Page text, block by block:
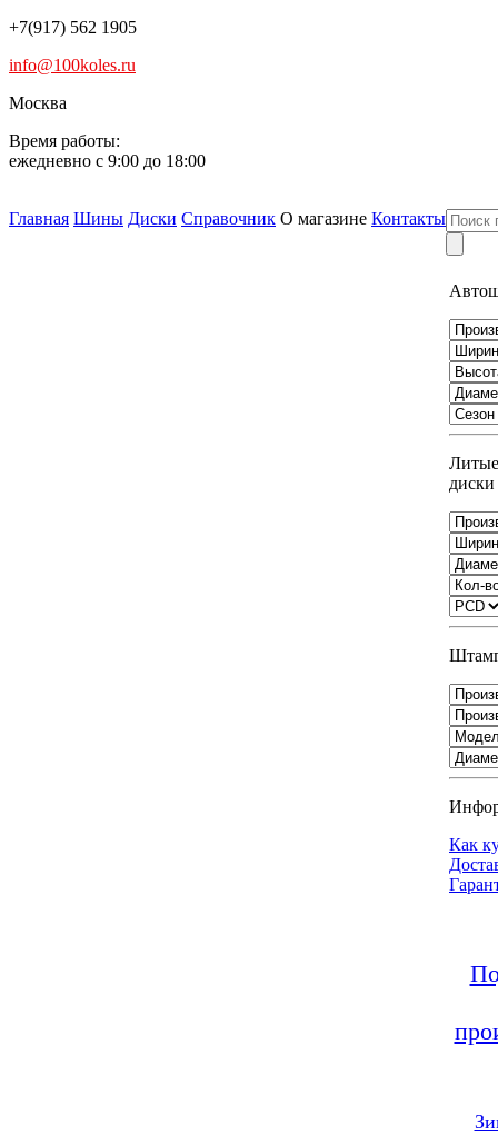
+7(917) 562 1905
info@100koles.ru
Москва
Время работы:
ежедневно с 9:00 до 18:00
Главная Шины Диски Справочник О магазине Контакты
Литые
диски
Как